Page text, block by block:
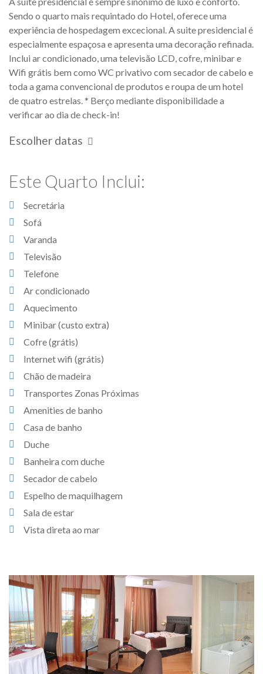
Sendo o quarto mais requintado do Hotel, oferece uma
experiência de hospedagem excecional. A suite presidencial é
especialmente espaçosa e apresenta uma decoração refinada.
Inclui ar condicionado, uma televisão LCD, cofre, minibar e
Wifi grátis bem como WC privativo com secador de cabelo e
toda a gama convencional de produtos e roupa de um hotel
de quatro estrelas. * Berço mediante disponibilidade a
verificar ao dia de check-in!
Escolher datas
Este Quarto Inclui:
Secretária
Sofá
Varanda
Televisão
Telefone
Ar condicionado
Aquecimento
Minibar (custo extra)
Cofre (grátis)
Internet wifi (grátis)
Chão de madeira
Transportes Zonas Próximas
Amenities de banho
Casa de banho
Duche
Banheira com duche
Secador de cabelo
Espelho de maquilhagem
Sala de estar
Vista direta ao mar